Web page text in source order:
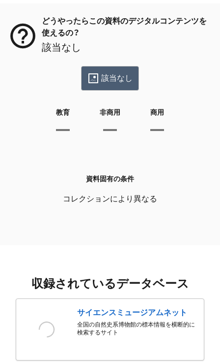
どうやったらこの資料のデジタルコンテンツを
使えるの？
該当なし
該当なし
教育 非商用 商用
資料固有の条件
コレクションにより異なる
収録されているデータベース
サイエンスミュージアムネット
全国の自然史系博物館の標本情報を横断的に
検索するサイト